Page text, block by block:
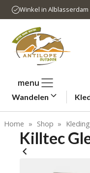
naar
inhoud
Winkel in Alblasserdam
menu
Wandelen
Home » Shop » Kleding
Killtec